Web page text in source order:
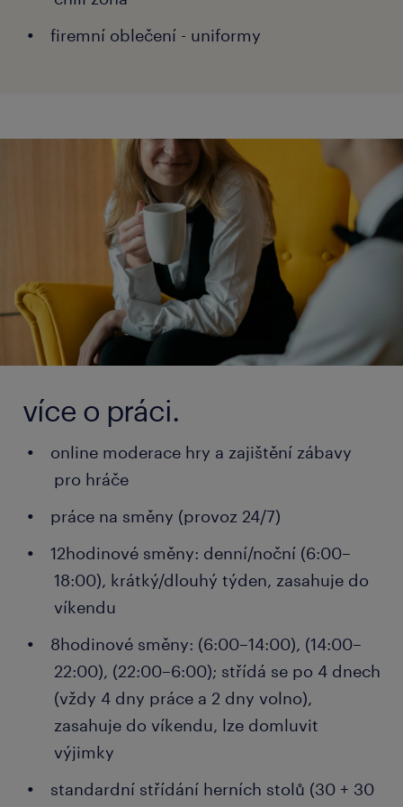
firemní oblečení - uniformy
více o práci.
online moderace hry a zajištění zábavy
pro hráče
práce na směny (provoz 24/7)
12hodinové směny: denní/noční (6:00–
18:00), krátký/dlouhý týden, zasahuje do
víkendu
8hodinové směny: (6:00–14:00), (14:00–
22:00), (22:00–6:00); střídá se po 4 dnech
(vždy 4 dny práce a 2 dny volno),
zasahuje do víkendu, lze domluvit
výjimky
standardní střídání herních stolů (30 + 30